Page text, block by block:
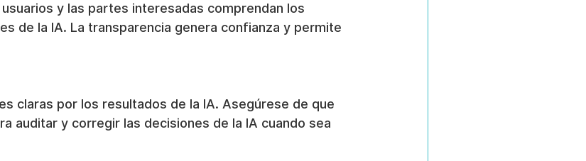
y las partes interesadas comprendan los
de la IA. La transparencia genera confianza y permite
claras por los resultados de la IA. Asegúrese de que
auditar y corregir las decisiones de la IA cuando sea